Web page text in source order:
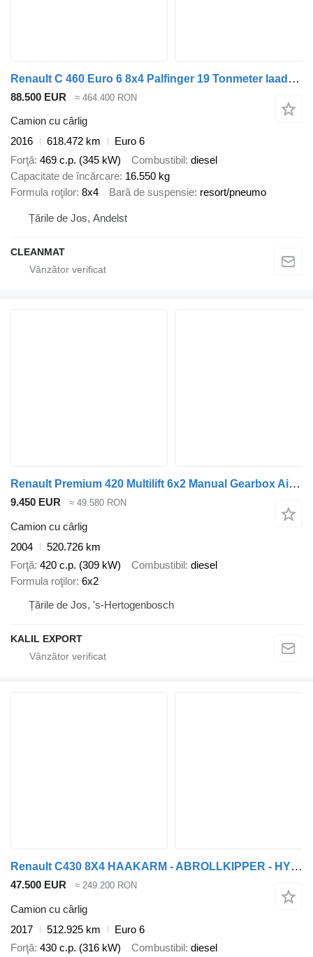
Renault C 460 Euro 6 8x4 Palfinger 19 Tonmeter laadkraan
88.500 EUR ≈ 464.400 RON
Camion cu cârlig
2016
618.472 km
Euro 6
Forţă 469 c.p. (345 kW) Combustibil diesel
Capacitate de încărcare 16.550 kg
Formula roţilor 8x4 Bară de suspensie resort/pneumo
Țările de Jos, Andelst
CLEANMAT
Renault Premium 420 Multilift 6x2 Manual Gearbox Airconditioning Good Co
9.450 EUR ≈ 49.580 RON
Camion cu cârlig
2004
520.726 km
Forţă 420 c.p. (309 kW) Combustibil diesel
Formula roţilor 6x2
Țările de Jos, 's-Hertogenbosch
KALIL EXPORT
Renault C430 8X4 HAAKARM - ABROLLKIPPER - HYVA - EURO 6 - TOP!
47.500 EUR ≈ 249.200 RON
Camion cu cârlig
2017
512.925 km
Euro 6
Forţă 430 c.p. (316 kW) Combustibil diesel